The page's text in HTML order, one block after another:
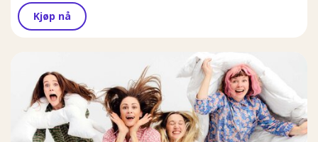
Kjøp nå